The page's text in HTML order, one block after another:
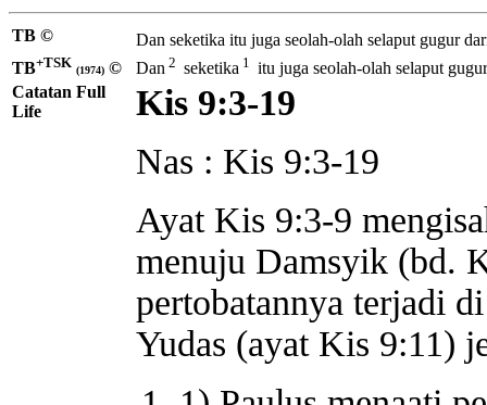
TB ©
Dan seketika itu juga seolah-olah selaput gugur
TB+TSK (1974) © Dan 2 seketika 1
itu juga seolah-olah selaput
Catatan Full
Life
Kis 9:3-19
Nas : Kis 9:3-19
Ayat Kis 9:3-9
menuju Damsyik (bd.
pertobatannya terjadi
Yudas (ayat Kis 9:11)